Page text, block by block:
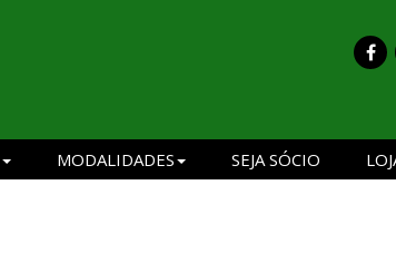
MODALIDADES SEJA SÓCIO